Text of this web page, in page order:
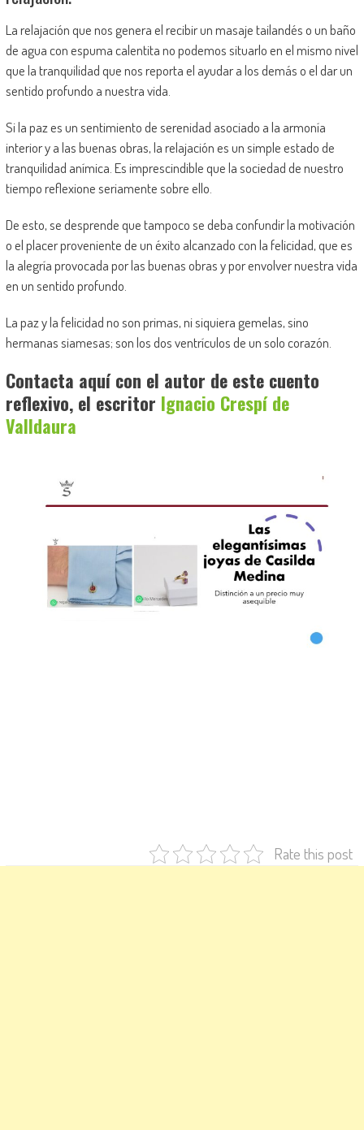
La relajación que nos genera el recibir un masaje tailandés o un baño
de agua con espuma calentita no podemos situarlo en el mismo nivel
que la tranquilidad que nos reporta el ayudar a los demás o el dar un
sentido profundo a nuestra vida.
Si la paz es un sentimiento de serenidad asociado a la armonía
interior y a las buenas obras, la relajación es un simple estado de
tranquilidad anímica. Es imprescindible que la sociedad de nuestro
tiempo reflexione seriamente sobre ello.
De esto, se desprende que tampoco se deba confundir la motivación
o el placer proveniente de un éxito alcanzado con la felicidad, que es
la alegría provocada por las buenas obras y por envolver nuestra vida
en un sentido profundo.
La paz y la felicidad no son primas, ni siquiera gemelas, sino
hermanas siamesas; son los dos ventrículos de un solo corazón.
Contacta aquí con el autor de este cuento
reflexivo, el escritor Ignacio Crespí de
Valldaura
Rate this post